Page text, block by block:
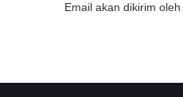
Email akan dikirim oleh